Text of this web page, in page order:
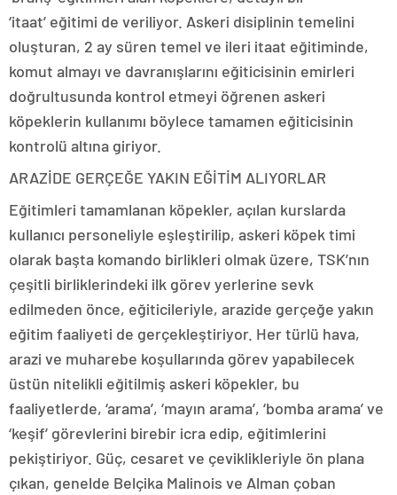
‘itaat’ eğitimi de veriliyor. Askeri disiplinin temelini
oluşturan, 2 ay süren temel ve ileri itaat eğitiminde,
komut almayı ve davranışlarını eğiticisinin emirleri
doğrultusunda kontrol etmeyi öğrenen askeri
köpeklerin kullanımı böylece tamamen eğiticisinin
kontrolü altına giriyor.
ARAZİDE GERÇEĞE YAKIN EĞİTİM ALIYORLAR
Eğitimleri tamamlanan köpekler, açılan kurslarda
kullanıcı personeliyle eşleştirilip, askeri köpek timi
olarak başta komando birlikleri olmak üzere, TSK’nın
çeşitli birliklerindeki ilk görev yerlerine sevk
edilmeden önce, eğiticileriyle, arazide gerçeğe yakın
eğitim faaliyeti de gerçekleştiriyor. Her türlü hava,
arazi ve muharebe koşullarında görev yapabilecek
üstün nitelikli eğitilmiş askeri köpekler, bu
faaliyetlerde, ‘arama’, ‘mayın arama’, ‘bomba arama’ ve
‘keşif’ görevlerini birebir icra edip, eğitimlerini
pekiştiriyor. Güç, cesaret ve çeviklikleriyle ön plana
çıkan, genelde Belçika Malinois ve Alman çoban